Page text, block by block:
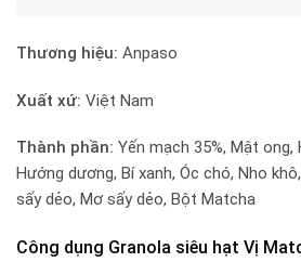
Thương hiệu: Anpaso
Xuất xứ: Việt Nam
Thành phần: Yến mạch 35%, Mật ong,
Hướng dương, Bí xanh, Óc chó, Nho
sấy dẻo, Mơ sấy dẻo, Bột Matcha
Công dụng Granola siêu hạt Vị